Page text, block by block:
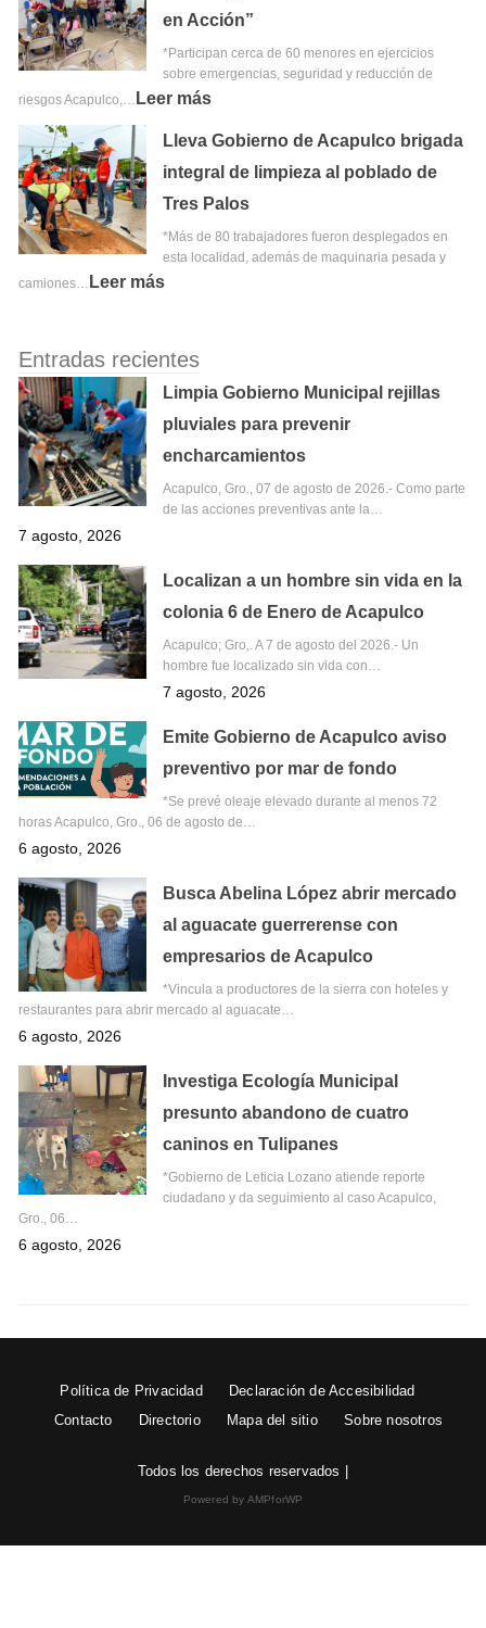
en Acción”
*Participan cerca de 60 menores en ejercicios
sobre emergencias, seguridad y reducción de
riesgos Acapulco,… Leer más
Lleva Gobierno de Acapulco brigada
integral de limpieza al poblado de
Tres Palos
*Más de 80 trabajadores fueron desplegados en
esta localidad, además de maquinaria pesada y
camiones… Leer más
Entradas recientes
Limpia Gobierno Municipal rejillas
pluviales para prevenir
encharcamientos
Acapulco, Gro., 07 de agosto de 2026.- Como parte
de las acciones preventivas ante la…
7 agosto, 2026
Localizan a un hombre sin vida en la
colonia 6 de Enero de Acapulco
Acapulco; Gro,. A 7 de agosto del 2026.- Un
hombre fue localizado sin vida con…
7 agosto, 2026
Emite Gobierno de Acapulco aviso
preventivo por mar de fondo
*Se prevé oleaje elevado durante al menos 72
horas Acapulco, Gro., 06 de agosto de…
6 agosto, 2026
Busca Abelina López abrir mercado
al aguacate guerrerense con
empresarios de Acapulco
*Vincula a productores de la sierra con hoteles y
restaurantes para abrir mercado al aguacate…
6 agosto, 2026
Investiga Ecología Municipal
presunto abandono de cuatro
caninos en Tulipanes
*Gobierno de Leticia Lozano atiende reporte
ciudadano y da seguimiento al caso Acapulco,
Gro., 06…
6 agosto, 2026
Política de Privacidad
Declaración de Accesibilidad
Contacto
Directorio Mapa del sitio Sobre nosotros
Todos los derechos reservados |
Powered by AMPforWP